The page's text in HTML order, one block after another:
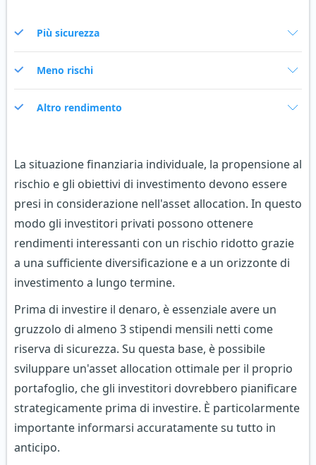
Più sicurezza
Meno rischi
Altro rendimento
La situazione finanziaria individuale, la propensione al
rischio e gli obiettivi di investimento devono essere
presi in considerazione nell'asset allocation. In questo
modo gli investitori privati possono ottenere
rendimenti interessanti con un rischio ridotto grazie
a una sufficiente diversificazione e a un orizzonte di
investimento a lungo termine.
Prima di investire il denaro, è essenziale avere un
gruzzolo di almeno 3 stipendi mensili netti come
riserva di sicurezza. Su questa base, è possibile
sviluppare un'asset allocation ottimale per il proprio
portafoglio, che gli investitori dovrebbero pianificare
strategicamente prima di investire. È particolarmente
importante informarsi accuratamente su tutto in
anticipo.